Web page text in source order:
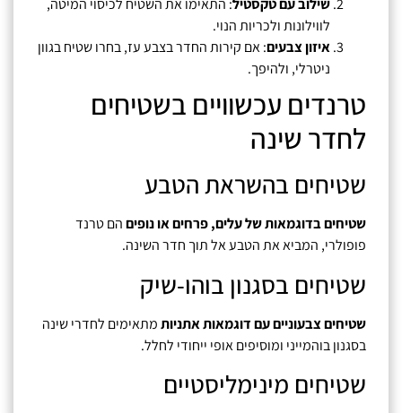
שילוב עם טקסטיל: התאימו את השטיח לכיסוי המיטה,
לווילונות ולכריות הנוי.
איזון צבעים: אם קירות החדר בצבע עז, בחרו שטיח בגוון
ניטרלי, ולהיפך.
טרנדים עכשוויים בשטיחים
לחדר שינה
שטיחים בהשראת הטבע
שטיחים בדוגמאות של עלים, פרחים או נופיםהם טרנד
פופולרי, המביא את הטבע אל תוך חדר השינה.
שטיחים בסגנון בוהו-שיק
שטיחים צבעוניים עם דוגמאות אתניותמתאימים לחדרי שינה
בסגנון בוהמייני ומוסיפים אופי ייחודי לחלל.
שטיחים מינימליסטיים